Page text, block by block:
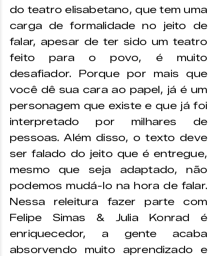
do teatro elisabetano, que tem uma
carga de formalidade no jeito de
falar, apesar de ter sido um teatro
feito para o povo, é muito
desafiador. Porque por mais que
você dê sua cara ao papel, já é um
personagem que existe e que já foi
interpretado por milhares de
pessoas. Além disso, o texto deve
ser falado do jeito que é entregue,
mesmo que seja adaptado, não
podemos mudá-lo na hora de falar.
Nessa releitura fazer parte com
Felipe Simas & Julia Konrad é
enriquecedor, a gente acaba
absorvendo muito aprendizado e